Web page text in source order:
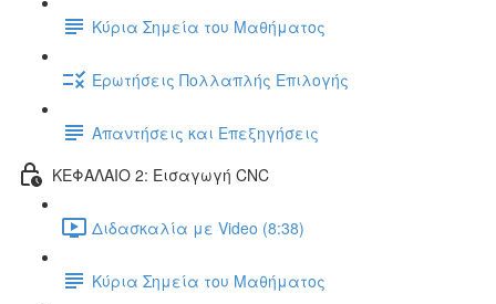
Κύρια Σημεία του Μαθήματος
Ερωτήσεις Πολλαπλής Επιλογής
Απαντήσεις και Επεξηγήσεις
ΚΕΦΑΛΑΙΟ 2: Εισαγωγή CNC
Διδασκαλία με Video (8:38)
Κύρια Σημεία του Μαθήματος